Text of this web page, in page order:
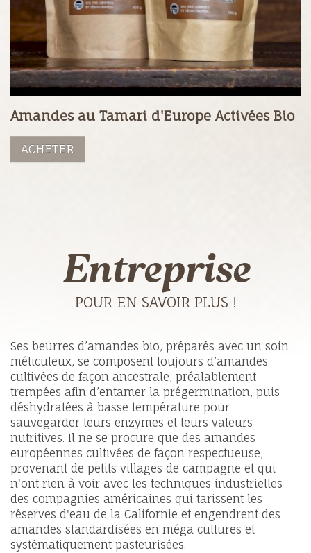
Amandes au Tamari d'Europe Activées Bio
ACHETER
Entreprise
POUR EN SAVOIR PLUS !
Ses beurres d’amandes bio, préparés avec un soin
méticuleux, se composent toujours d’amandes
cultivées de façon ancestrale, préalablement
trempées afin d’entamer la prégermination, puis
déshydratées à basse température pour
sauvegarder leurs enzymes et leurs valeurs
nutritives. Il ne se procure que des amandes
européennes cultivées de façon respectueuse,
provenant de petits villages de campagne et qui
n'ont rien à voir avec les techniques industrielles
des compagnies américaines qui tarissent les
réserves d'eau de la Californie et engendrent des
amandes standardisées en méga cultures et
systématiquement pasteurisées.